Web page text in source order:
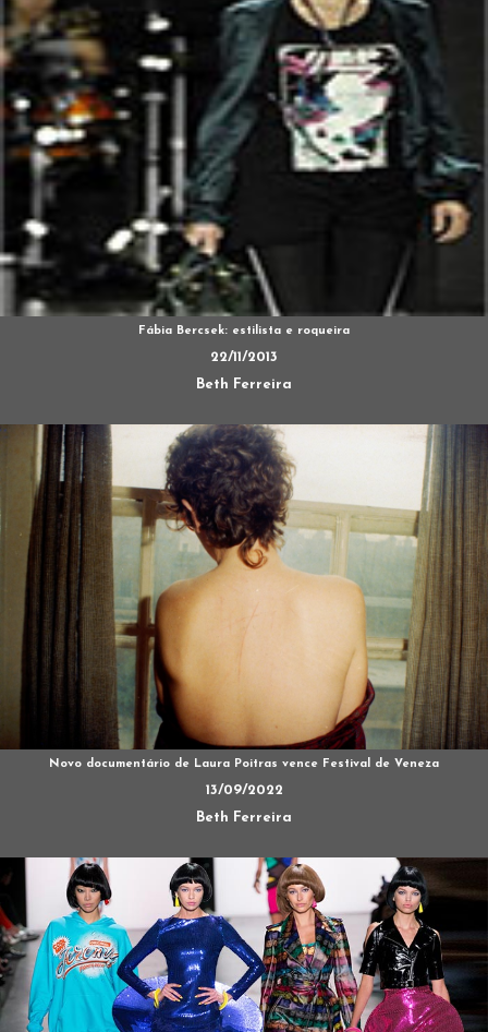
Fábia Bercsek: estilista e roqueira
22/11/2013
Beth Ferreira
Novo documentário de Laura Poitras vence Festival de Veneza
13/09/2022
Beth Ferreira